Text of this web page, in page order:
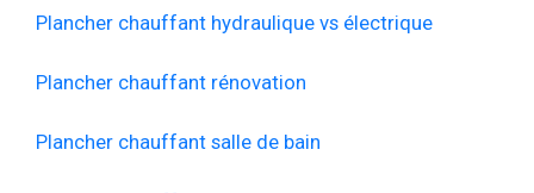
Plancher chauffant hydraulique vs électrique
Plancher chauffant rénovation
Plancher chauffant salle de bain